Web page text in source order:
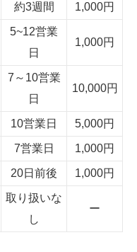
約3週間 1,000円
5~12営業
日
1,000円
7～10営業
日
10,000円
10営業日 5,000円
7営業日 1,000円
20日前後 1,000円
取り扱いな
し
ー